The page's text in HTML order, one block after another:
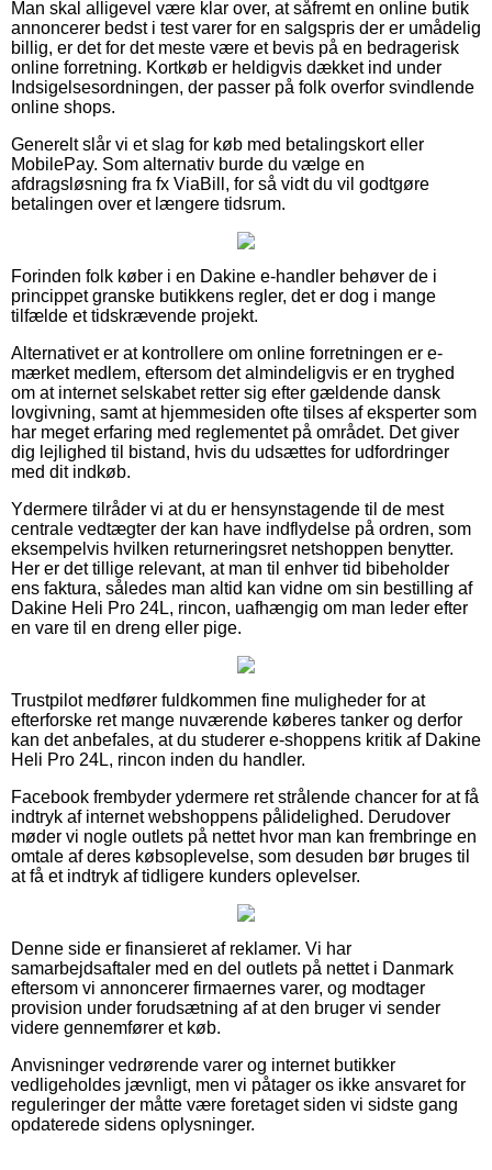
Man skal alligevel være klar over, at såfremt en online butik
annoncerer bedst i test varer for en salgspris der er umådelig
billig, er det for det meste være et bevis på en bedragerisk
online forretning. Kortkøb er heldigvis dækket ind under
Indsigelsesordningen, der passer på folk overfor svindlende
online shops.
Generelt slår vi et slag for køb med betalingskort eller
MobilePay. Som alternativ burde du vælge en
afdragsløsning fra fx ViaBill, for så vidt du vil godtgøre
betalingen over et længere tidsrum.
Forinden folk køber i en Dakine e-handler behøver de i
princippet granske butikkens regler, det er dog i mange
tilfælde et tidskrævende projekt.
Alternativet er at kontrollere om online forretningen er e-
mærket medlem, eftersom det almindeligvis er en tryghed
om at internet selskabet retter sig efter gældende dansk
lovgivning, samt at hjemmesiden ofte tilses af eksperter som
har meget erfaring med reglementet på området. Det giver
dig lejlighed til bistand, hvis du udsættes for udfordringer
med dit indkøb.
Ydermere tilråder vi at du er hensynstagende til de mest
centrale vedtægter der kan have indflydelse på ordren, som
eksempelvis hvilken returneringsret netshoppen benytter.
Her er det tillige relevant, at man til enhver tid bibeholder
ens faktura, således man altid kan vidne om sin bestilling af
Dakine Heli Pro 24L, rincon, uafhængig om man leder efter
en vare til en dreng eller pige.
Trustpilot medfører fuldkommen fine muligheder for at
efterforske ret mange nuværende køberes tanker og derfor
kan det anbefales, at du studerer e-shoppens kritik af Dakine
Heli Pro 24L, rincon inden du handler.
Facebook frembyder ydermere ret strålende chancer for at få
indtryk af internet webshoppens pålidelighed. Derudover
møder vi nogle outlets på nettet hvor man kan frembringe en
omtale af deres købsoplevelse, som desuden bør bruges til
at få et indtryk af tidligere kunders oplevelser.
Denne side er finansieret af reklamer. Vi har
samarbejdsaftaler med en del outlets på nettet i Danmark
eftersom vi annoncerer firmaernes varer, og modtager
provision under forudsætning af at den bruger vi sender
videre gennemfører et køb.
Anvisninger vedrørende varer og internet butikker
vedligeholdes jævnligt, men vi påtager os ikke ansvaret for
reguleringer der måtte være foretaget siden vi sidste gang
opdaterede sidens oplysninger.